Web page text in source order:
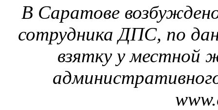
В Саратове
сотрудника ДПС, по
взятку у местной